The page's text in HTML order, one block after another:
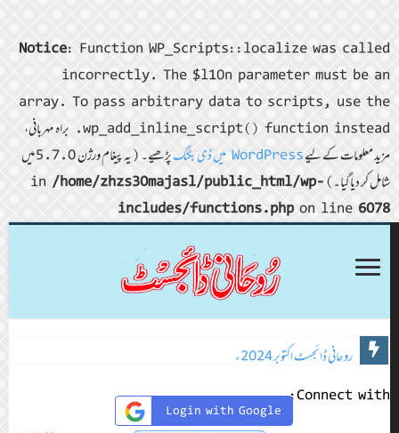
Notice: Function WP_Scripts::localize was called
incorrectly. The $l10n parameter must be an
array. To pass arbitrary data to scripts, use the
wp_add_inline_script() function instead. براہ مہربانی،
مزید معلومات کے لیےWordPress میں ڈی بگنگ
پڑھیے۔ (یہ پیغام ورژن 5.7.0 میں
شامل کر دیا گیا۔) in/home/zhzs30majasl/public_html/wp-
includes/functions.php on line 6078
روحانی ڈائجسٹ اکتوبر 2024ء
روحانی ڈائجسٹ ستمبر 2024ء
Connect with:
Login with Google